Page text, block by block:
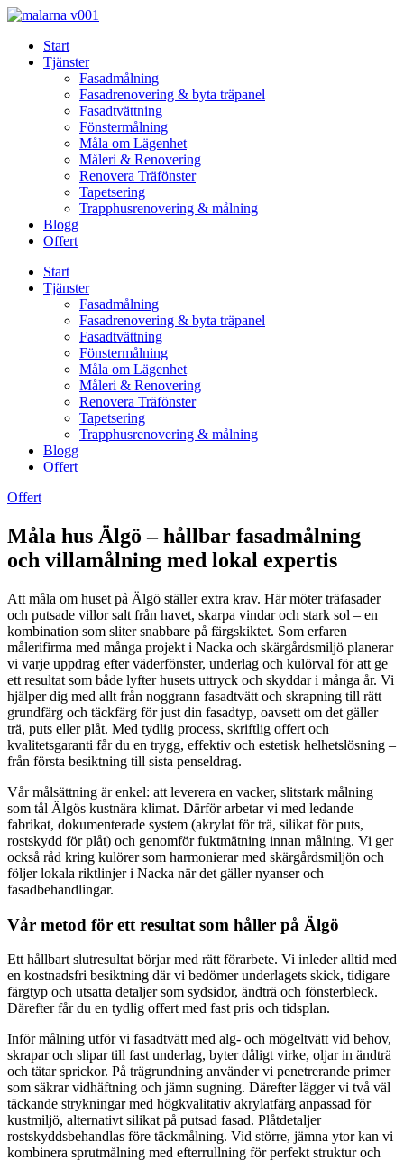
Skip
contentStart
Tjänster
Fasadmålning
Fasadrenovering & byta träpanel
Fasadtvättning
Fönstermålning
Måla om Lägenhet
Måleri & Renovering
Renovera Träfönster
Tapetsering
Trapphusrenovering & målning
Blogg
Offert
Start
Tjänster
Fasadmålning
Fasadrenovering & byta träpanel
Fasadtvättning
Fönstermålning
Måla om Lägenhet
Måleri & Renovering
Renovera Träfönster
Tapetsering
Trapphusrenovering & målning
Blogg
Offert
Offert
Måla hus Älgö – hållbar fasadmålning
och villamålning med lokal expertis
Att måla om huset på Älgö ställer extra krav. Här möter träfasader
och putsade villor salt från havet, skarpa vindar och stark sol – en
kombination som sliter snabbare på färgskiktet. Som erfaren
målerifirma med många projekt i Nacka och skärgårdsmiljö planerar
vi varje uppdrag efter väderfönster, underlag och kulörval för att ge
ett resultat som både lyfter husets uttryck och skyddar i många år. Vi
hjälper dig med allt från noggrann fasadtvätt och skrapning till rätt
grundfärg och täckfärg för just din fasadtyp, oavsett om det gäller
trä, puts eller plåt. Med tydlig process, skriftlig offert och
kvalitetsgaranti får du en trygg, effektiv och estetisk helhetslösning –
från första besiktning till sista penseldrag.
Vår målsättning är enkel: att leverera en vacker, slitstark målning
som tål Älgös kustnära klimat. Därför arbetar vi med ledande
fabrikat, dokumenterade system (akrylat för trä, silikat för puts,
rostskydd för plåt) och genomför fuktmätning innan målning. Vi ger
också råd kring kulörer som harmonierar med skärgårdsmiljön och
följer lokala riktlinjer i Nacka när det gäller nyanser och
fasadbehandlingar.
Vår metod för ett resultat som håller på Älgö
Ett hållbart slutresultat börjar med rätt förarbete. Vi inleder alltid med
en kostnadsfri besiktning där vi bedömer underlagets skick, tidigare
färgtyp och utsatta detaljer som sydsidor, ändträ och fönsterbleck.
Därefter får du en tydlig offert med fast pris och tidsplan.
Inför målning utför vi fasadtvätt med alg- och mögeltvätt vid behov,
skrapar och slipar till fast underlag, byter dåligt virke, oljar in ändträ
och tätar sprickor. På trägrundning använder vi penetrerande primer
som säkrar vidhäftning och jämn sugning. Därefter lägger vi två väl
täckande strykningar med högkvalitativ akrylatfärg anpassad för
kustmiljö, alternativt silikat på putsad fasad. Plåtdetaljer
rostskyddsbehandlas före täckmålning. Vid större, jämna ytor kan vi
kombinera sprutmålning med efterrullning för perfekt struktur och